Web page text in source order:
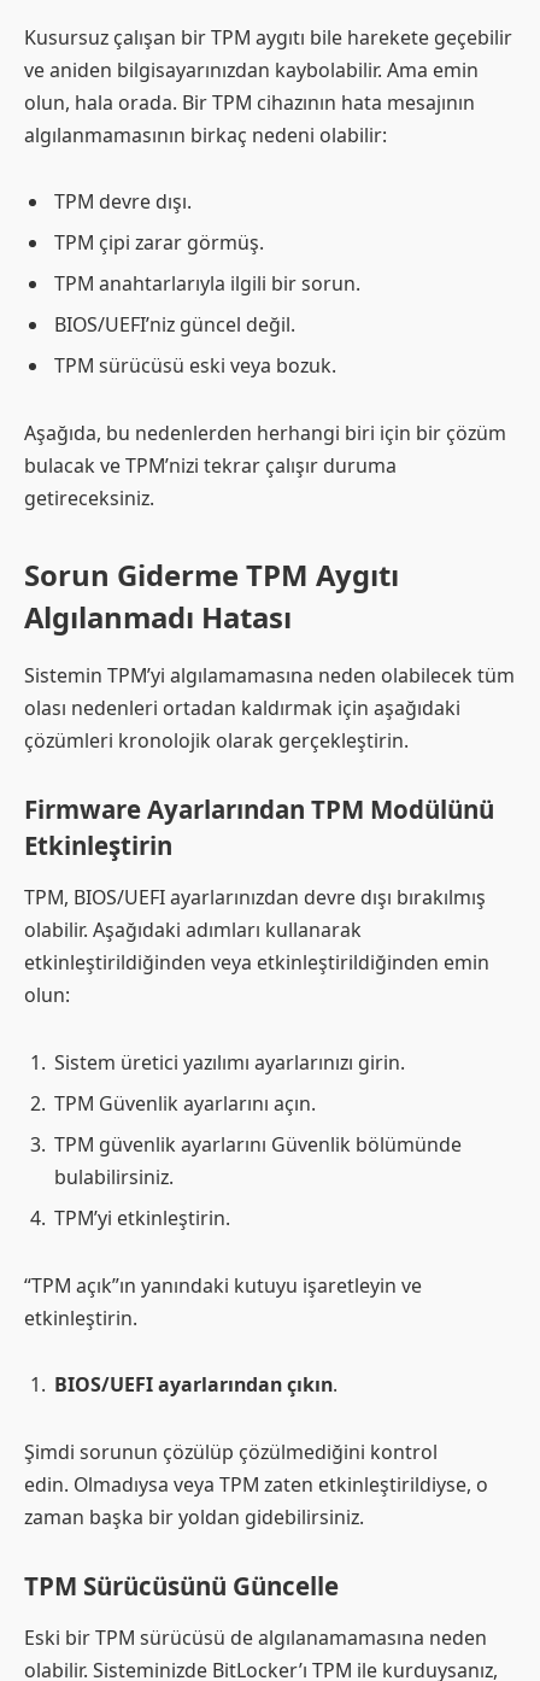
Kusursuz çalışan bir TPM aygıtı bile harekete geçebilir
ve aniden bilgisayarınızdan kaybolabilir. Ama emin
olun, hala orada. Bir TPM cihazının hata mesajının
algılanmamasının birkaç nedeni olabilir:
TPM devre dışı.
TPM çipi zarar görmüş.
TPM anahtarlarıyla ilgili bir sorun.
BIOS/UEFI’niz güncel değil.
TPM sürücüsü eski veya bozuk.
Aşağıda, bu nedenlerden herhangi biri için bir çözüm
bulacak ve TPM’nizi tekrar çalışır duruma
getireceksiniz.
Sorun Giderme TPM Aygıtı
Algılanmadı Hatası
Sistemin TPM’yi algılamamasına neden olabilecek tüm
olası nedenleri ortadan kaldırmak için aşağıdaki
çözümleri kronolojik olarak gerçekleştirin.
Firmware Ayarlarından TPM Modülünü
Etkinleştirin
TPM, BIOS/UEFI ayarlarınızdan devre dışı bırakılmış
olabilir. Aşağıdaki adımları kullanarak
etkinleştirildiğinden veya etkinleştirildiğinden emin
olun:
Sistem üretici yazılımı ayarlarınızı girin.
TPM Güvenlik ayarlarını açın.
TPM güvenlik ayarlarını Güvenlik bölümünde
bulabilirsiniz.
TPM’yi etkinleştirin.
“TPM açık”ın yanındaki kutuyu işaretleyin ve
etkinleştirin.
BIOS/UEFI ayarlarından çıkın.
Şimdi sorunun çözülüp çözülmediğini kontrol
edin. Olmadıysa veya TPM zaten etkinleştirildiyse, o
zaman başka bir yoldan gidebilirsiniz.
TPM Sürücüsünü Güncelle
Eski bir TPM sürücüsü de algılanamamasına neden
olabilir. Sisteminizde BitLocker’ı TPM ile kurduysanız,